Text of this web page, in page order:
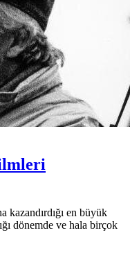
kazandırdığı en büyük
dönemde ve hala birçok